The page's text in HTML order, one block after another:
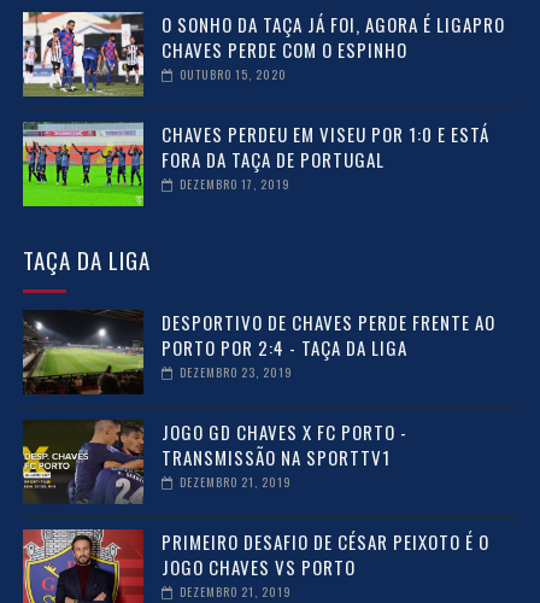
O SONHO DA TAÇA JÁ FOI, AGORA É LIGAPRO
CHAVES PERDE COM O ESPINHO
OUTUBRO 15, 2020
CHAVES PERDEU EM VISEU POR 1:0 E ESTÁ
FORA DA TAÇA DE PORTUGAL
DEZEMBRO 17, 2019
TAÇA DA LIGA
DESPORTIVO DE CHAVES PERDE FRENTE AO
PORTO POR 2:4 - TAÇA DA LIGA
DEZEMBRO 23, 2019
JOGO GD CHAVES X FC PORTO -
TRANSMISSÃO NA SPORTTV1
DEZEMBRO 21, 2019
PRIMEIRO DESAFIO DE CÉSAR PEIXOTO É O
JOGO CHAVES VS PORTO
DEZEMBRO 21, 2019